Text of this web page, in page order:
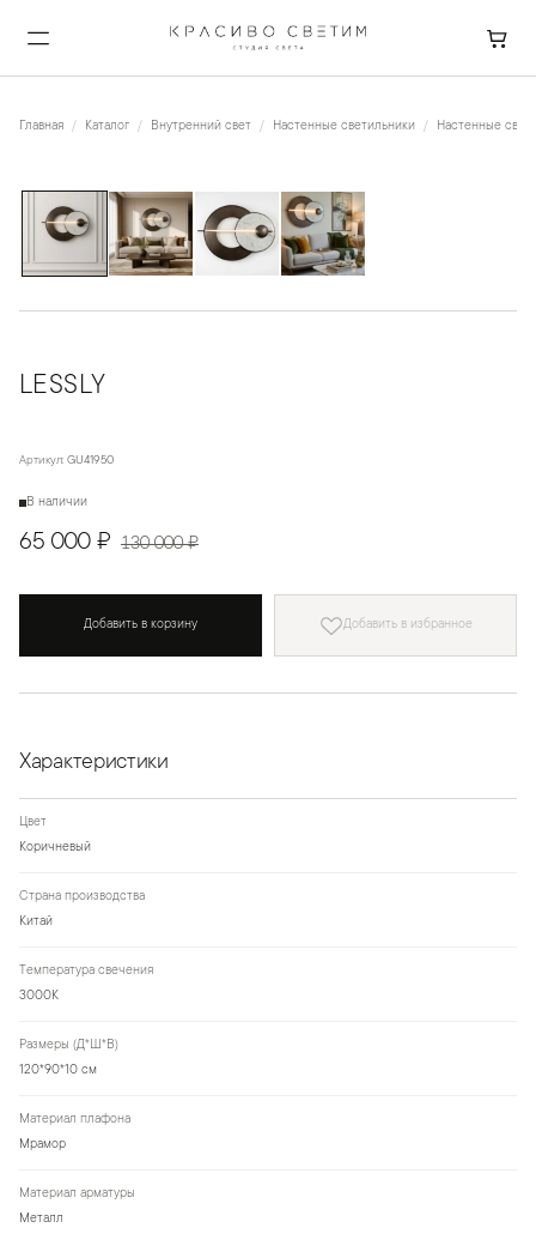
Главная Каталог Внутренний свет Настенные светильники Настенные
LESSLY
Артикул: GU41950
В наличии
65 000 ₽ 130 000 ₽
Добавить в корзину Добавить в избранное
Характеристики
Цвет
Коричневый
Страна производства
Китай
Температура свечения
3000K
Размеры (Д*Ш*В)
120*90*10 см
Материал плафона
Мрамор
Материал арматуры
Металл